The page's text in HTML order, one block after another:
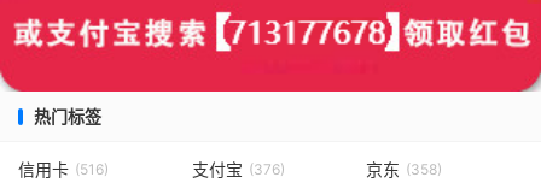
热门标签
信用卡 (516) 支付宝 (376) 京东 (358)